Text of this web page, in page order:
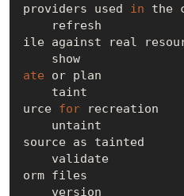
providers used in the
refresh
ile against real
show
ate or plan
urce for recreation
source as tainted
orm files